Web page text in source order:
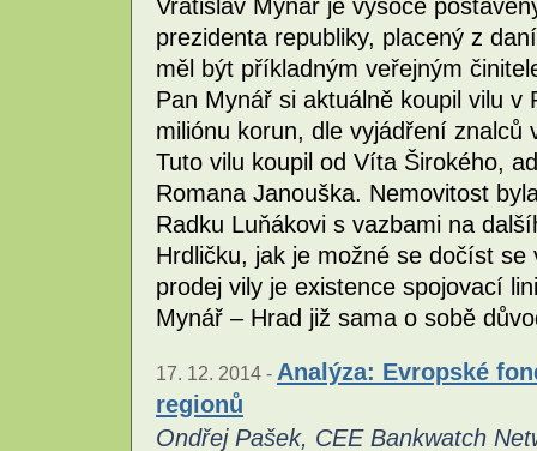
Vratislav Mynář je vysoce
prezidenta republiky, placený z
měl být příkladným veřejným
Pan Mynář si aktuálně koupil vilu
miliónu korun, dle vyjádření
Tuto vilu koupil od Víta Širokého,
Romana Janouška. Nemovitost
Radku Luňákovi s vazbami na
Hrdličku, jak je možné se dočíst
prodej vily je existence spojovací
Mynář – Hrad již sama o sobě
17. 12. 2014 - Analýza: Evropské
regionů
Ondřej Pašek, CEE Bankwatch